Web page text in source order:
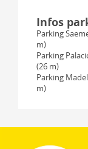
Infos
Parking
m)
Parking
(26 m)
Parking
m)